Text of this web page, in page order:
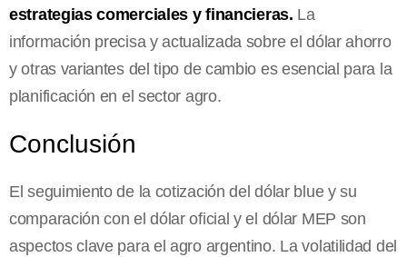
estrategias comerciales y financieras. La
información precisa y actualizada sobre el dólar ahorro
y otras variantes del tipo de cambio es esencial para la
planificación en el sector agro.
Conclusión
El seguimiento de la cotización del dólar blue y su
comparación con el dólar oficial y el dólar MEP son
aspectos clave para el agro argentino. La volatilidad del